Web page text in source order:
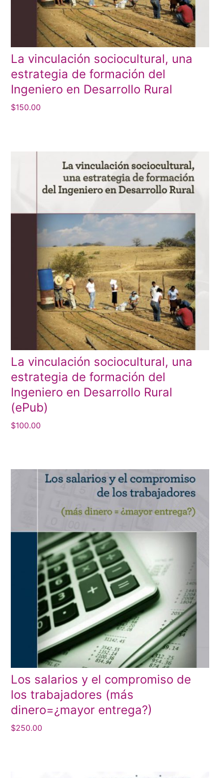
La vinculación sociocultural, una
estrategia de formación del
Ingeniero en Desarrollo Rural
$150.00
La vinculación sociocultural, una
estrategia de formación del
Ingeniero en Desarrollo Rural
(ePub)
$100.00
Los salarios y el compromiso de
los trabajadores (más
dinero=¿mayor entrega?)
$250.00